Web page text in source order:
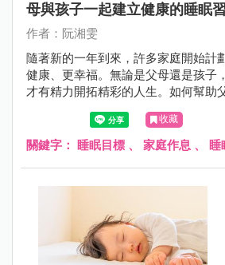
母與孩子一起建立健康的睡眠
作者：阮湘雯
隨著新的一年到來，許多家庭開始計
健康、更幸福。無論是父母還是孩子
才有精力開拓精彩的人生。如何幫助
眠目標，透過簡單的步驟，打造健康
受高品質的休息與幸福生活。
收藏
關鍵字： 睡眠目標 、 家庭作息 、 睡